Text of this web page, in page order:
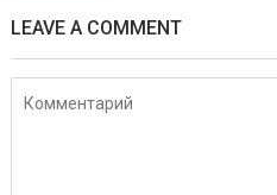
LEAVE A COMMENT